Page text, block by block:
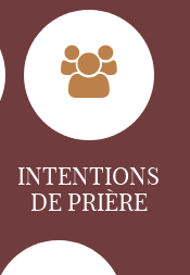
INTENTIONS
DE PRIÈRE